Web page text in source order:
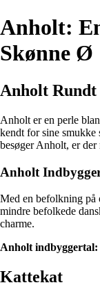
Anholt:
Skønne Ø
Anholt Rundt
Anholt er en perle
kendt for sine smukke
besøger Anholt, er der
Anholt
Med en befolkning på
mindre befolkede
charme.
Anholt indbyggertal:
Kattekat